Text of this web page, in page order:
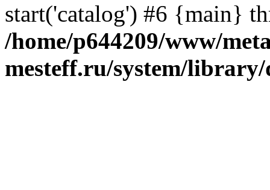
start('catalog') #6 {main}
/home/p644209/www/
mesteff.ru/system/